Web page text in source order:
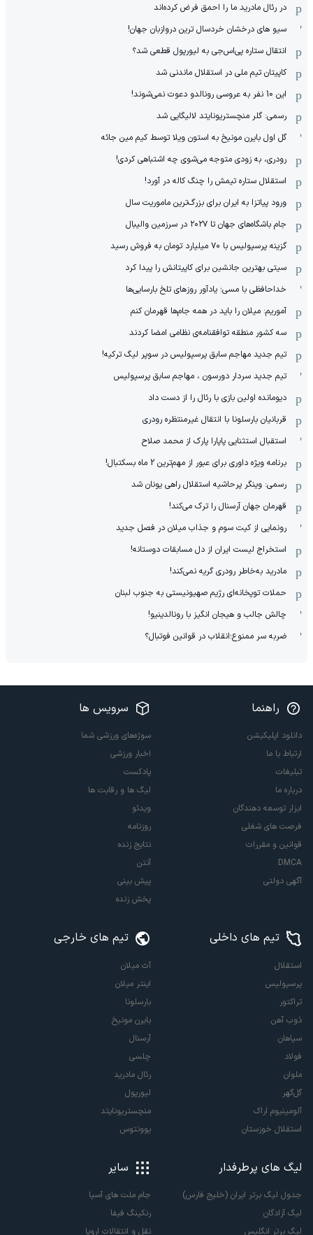
در رئال مادرید ما را احمق فرض کرده‌اند
سیو های درخشان خردسال ترین دروازبان جهان!
انتقال ستاره پی‌اس‌جی به لیورپول قطعی شد؟
کاپیتان تیم ملی در استقلال ماندنی شد
این 10 نفر به عروسی رونالدو دعوت نمی‌شوند!
رسمی: گلر منچستریونایتد لالیگایی شد
گل اول بایرن مونیخ به استون ویلا توسط کیم مین جائه
رودری، به زودی متوجه می‌شوی چه اشتباهی کردی!
استقلال ستاره تیمش را چنگ کاله در آورد!
ورود پیاتزا به ایران برای بزرگ‌ترین ماموریت سال
جام باشگاه‌های جهان تا ۲۰۲۷ در سرزمین والیبال
گزینه پرسپولیس با ۷۰ میلیارد تومان به فروش رسید
سیتی بهترین جانشین برای کاپیتانش را پیدا کرد
خداحافظی با مسی؛ یادآور روزهای تلخ بارسایی‌ها
آموریم: میلان را باید در همه جام‌ها قهرمان کنم
سه کشور منطقه توافقنامه‌ی نظامی امضا کردند
تیم جدید مهاجم سابق پرسپولیس در سوپر لیگ ترکیه!
تیم جدید سردار دورسون ، مهاجم سابق پرسپولیس
دیومانده اولین بازی با رئال را از دست داد
قربانیان بارسلونا با انتقال غیرمنتظره رودری
استقبال استثنایی پاپارا پارک از محمد صلاح
برنامه ویژه داوری برای عبور از مهم‌ترین 2 ماه بسکتبال!
رسمی: وینگر پرحاشیه استقلال راهی یونان شد
قهرمان جهان آرسنال را ترک می‌کند!
رونمایی از کیت سوم و جذاب میلان در فصل جدید
استخراج لیست ایران از دل مسابقات دوستانه!
مادرید به‌خاطر رودری گریه نمی‌کند!
حملات توپخانه‌ای رژیم صهیونیستی به جنوب لبنان
چالش جالب و هیجان انگیز با رونالدینیو!
ضربه سر ممنوع؛انقلاب در قوانین فوتبال؟
راهنما
دانلود اپلیکیشن
ارتباط با ما
تبلیغات
درباره ما
ابزار توسعه دهندگان
فرصت های شغلی
قوانین و مقررات
DMCA
آگهی دولتی
سرویس ها
سوژه‌های ورزشی شما
اخبار ورزشی
پادکست
لیگ ها و رقابت ها
ویدئو
روزنامه
نتایج زنده
آنتن
پیش بینی
پخش زنده
تیم های داخلی
استقلال
پرسپولیس
تراکتور
ذوب آهن
سپاهان
فولاد
ملوان
گل‌گهر
آلومینیوم اراک
استقلال خوزستان
تیم های خارجی
آث میلان
اینتر میلان
بارسلونا
بایرن مونیخ
آرسنال
چلسی
رئال مادرید
لیورپول
منچستریونایتد
یوونتوس
لیگ های پرطرفدار
جدول لیگ برتر ایران (خلیج فارس)
لیگ آزادگان
لیگ برتر انگلیس
سایر
جام ملت های آسیا
رنکینگ فیفا
نقل و انتقالات اروپا